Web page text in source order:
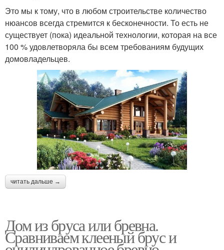
Это мы к тому, что в любом строительстве количество
нюансов всегда стремится к бесконечности. То есть не
существует (пока) идеальной технологии, которая на все
100 % удовлетворяла бы всем требованиям будущих
домовладельцев.
читать дальше →
Дом из бруса или бревна.
Сравниваем клееный брус и